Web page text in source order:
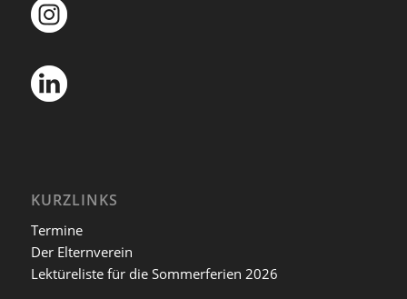
KURZLINKS
Termine
Der Elternverein
Lektüreliste für die Sommerferien 2026